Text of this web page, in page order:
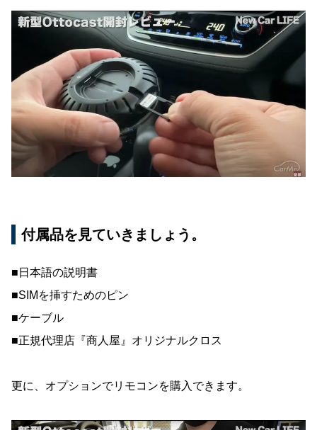
付属品を見ていきましょう。
■日本語の説明書
■SIMを挿すためのピン
■ケーブル
■正規代理店『商人屋』オリジナルクロス
更に、オプションでリモコンを購入できます。